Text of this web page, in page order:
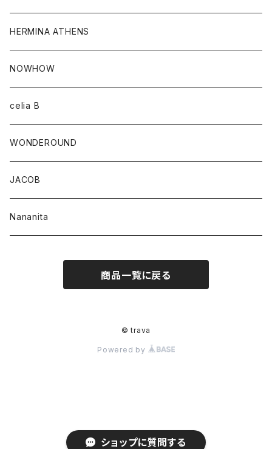
ショップに質問する
HERMINA ATHENS
NOWHOW
celia B
WONDEROUND
JACOB
Nananita
商品一覧に戻る
© trava
Powered by